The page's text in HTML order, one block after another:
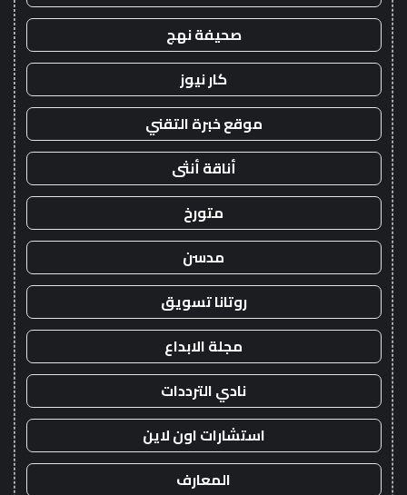
صحيفة نهج
كار نيوز
موقع خبرة التقني
أناقة أنثى
متورخ
مدسن
روتانا تسويق
مجلة الابداع
نادي الترددات
استشارات اون لاين
المعارف